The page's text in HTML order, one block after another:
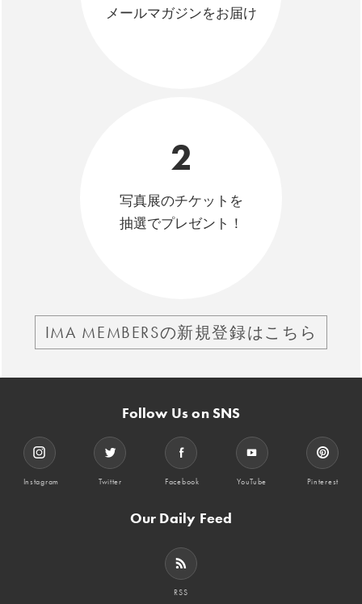
メールマガジンをお届け
2
写真展のチケットを
抽選でプレゼント！
IMA MEMBERSの新規登録はこちら
Follow Us on SNS
Instagram Twitter Facebook YouTube Pinterest
Our Daily Feed
RSS